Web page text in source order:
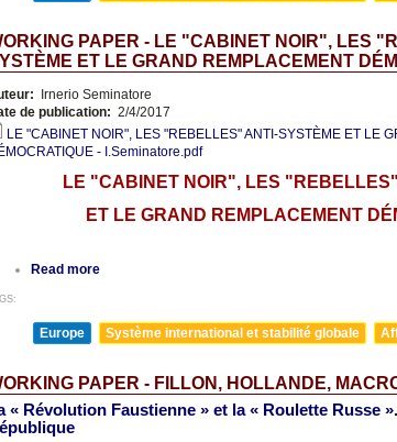
PAPER - LE "CABINET NOIR", LES
ET LE GRAND REMPLACEMENT
Irnerio Seminatore
de publication: 2/4/2017
LE "CABINET NOIR", LES "REBELLES" ANTI-SYSTÈME ET LE
- I.Seminatore.pdf
LE "CABINET NOIR", LES
ET LE GRAND REMPLACEMENT
Read more
Europe Système international et stabilité globale
PAPER - FILLON, HOLLANDE,
« Révolution Faustienne » et la « Roulette Russe